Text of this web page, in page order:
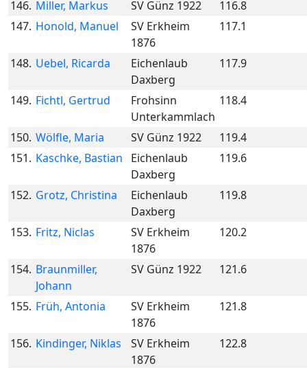
146. Miller, Markus SV Günz 1922
116.8
147. Honold, Manuel
SV Erkheim
1876
117.1
148. Uebel, Ricarda
Eichenlaub
Daxberg
117.9
149. Fichtl, Gertrud
Frohsinn
Unterkammlach
118.4
150. Wölfle, Maria SV Günz 1922
119.4
151. Kaschke, Bastian
Eichenlaub
Daxberg
119.6
152. Grotz, Christina
Eichenlaub
Daxberg
119.8
153. Fritz, Niclas
SV Erkheim
1876
120.2
154. Braunmiller,
Johann
SV Günz 1922 121.6
155. Früh, Antonia
SV Erkheim
1876
121.8
156. Kindinger, Niklas
SV Erkheim
1876
122.8